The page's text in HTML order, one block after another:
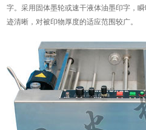
字。采用固体墨轮或速干液体油墨印字，
迹清晰，对被印物厚度的适应范围较广。